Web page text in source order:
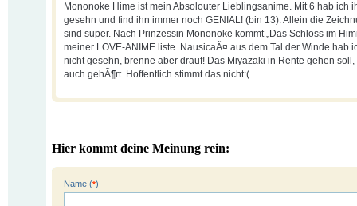
Mononoke Hime ist mein Absolouter Lieblingsanime. Mit 6 hab ich
gesehn und find ihn immer noch GENIAL! (bin 13). Allein die
sind super. Nach Prinzessin Mononoke kommt „Das Schloss im
meiner LOVE-ANIME liste. NausicaÃ¤ aus dem Tal der Winde hab
nicht gesehn, brenne aber drauf! Das Miyazaki in Rente gehen soll,
auch gehÃ¶rt. Hoffentlich stimmt das nicht:(
Hier kommt deine Meinung rein:
Name (*)